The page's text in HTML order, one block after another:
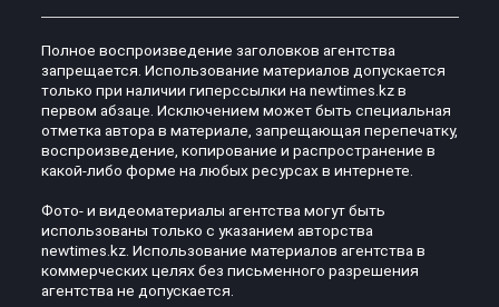
Полное воспроизведение заголовков агентства
запрещается. Использование материалов допускается
только при наличии гиперссылки на newtimes.kz в
первом абзаце. Исключением может быть специальная
отметка автора в материале, запрещающая перепечатку,
воспроизведение, копирование и распространение в
какой-либо форме на любых ресурсах в интернете.
Фото- и видеоматериалы агентства могут быть
использованы только с указанием авторства
newtimes.kz. Использование материалов агентства в
коммерческих целях без письменного разрешения
агентства не допускается.